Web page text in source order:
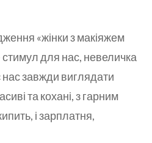
«жінки з макіяжем
для нас, невеличка
нас завжди виглядати
та кохані, з гарним
і зарплатня,